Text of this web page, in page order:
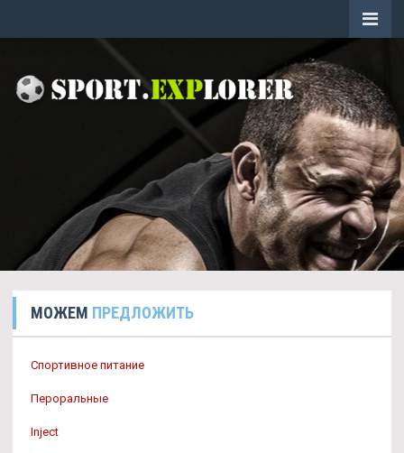
МОЖЕМ ПРЕДЛОЖИТЬ
Спортивное питание
Пероральные
Inject